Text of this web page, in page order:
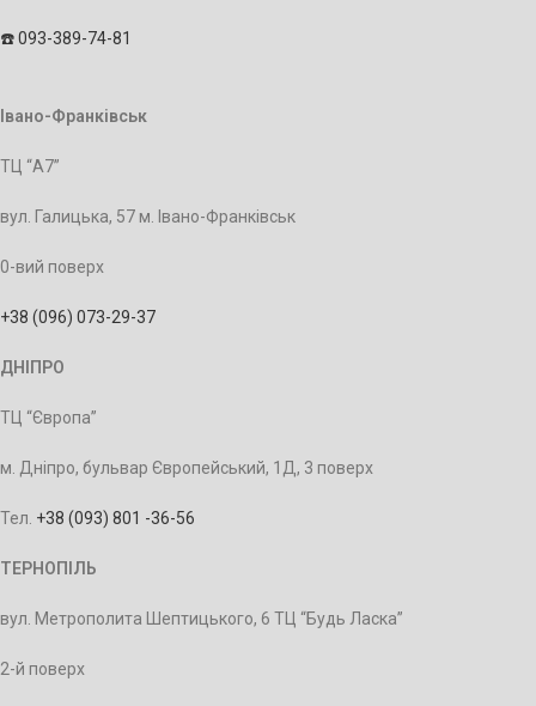
☎️ 093-389-74-81
Івано-Франківськ
ТЦ “А7”
вул. Галицька, 57 м. Івано-Франківськ
0-вий поверх
+38 (096) 073-29-37
ДНІПРО
ТЦ “Європа”
м. Дніпро, бульвар Європейський, 1Д, 3 поверх
Тел. +38 (093) 801 -36-56
ТЕРНОПІЛЬ
вул. Метрополита Шептицького, 6 ТЦ “Будь Ласка”
2-й поверх